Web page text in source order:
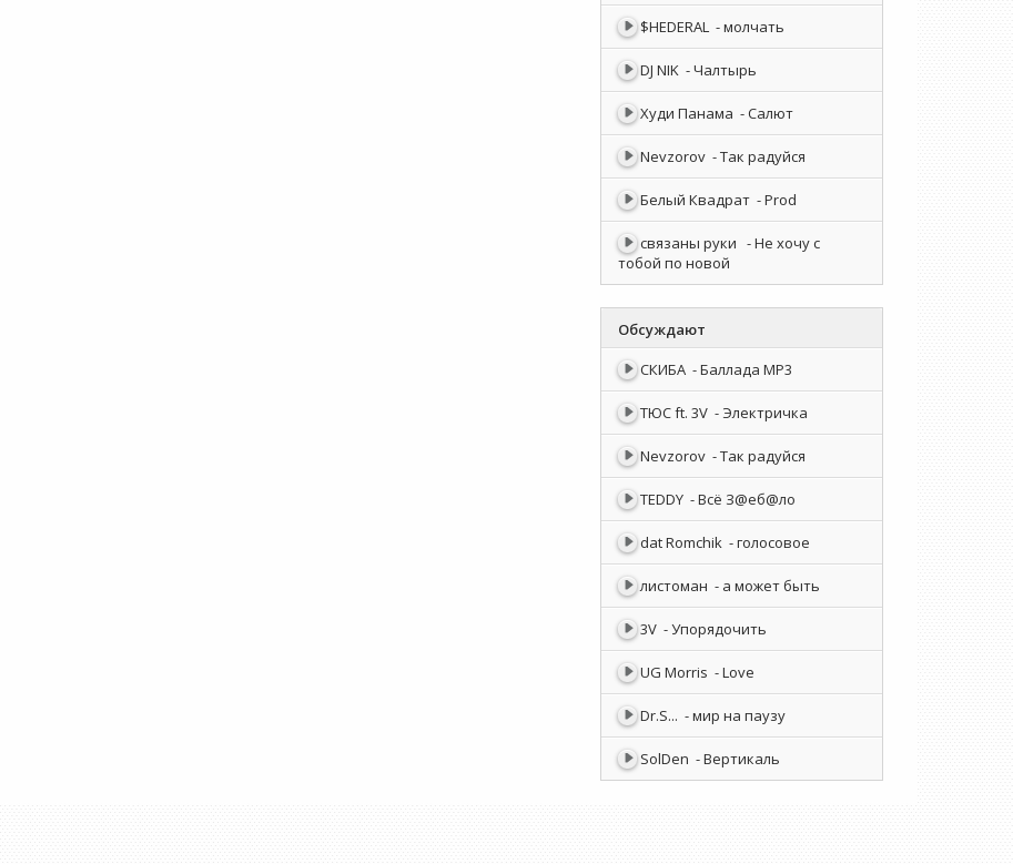
$HEDERAL - молчать
DJ NIK - Чалтырь
Худи Панама - Салют
Nevzorov - Так радуйся
Белый Квадрат - Prod
связаны руки - Не хочу с
тобой по новой
Обсуждают
СКИБА - Баллада MP3
ТЮС ft. 3V - Электричка
Nevzorov - Так радуйся
TEDDY - Всё З@еб@ло
dat Romchik - голосовое
листоман - а может быть
3V - Упорядочить
UG Morris - Love
Dr.S... - мир на паузу
SolDen - Вертикаль